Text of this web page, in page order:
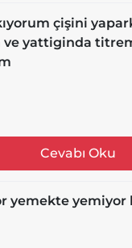
çişini
ve yattiginda
Cevabı Oku
yemekte